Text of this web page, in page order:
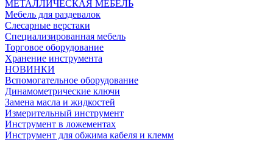
МЕТАЛЛИЧЕСКАЯ МЕБЕЛЬ
Мебель для раздевалок
Слесарные верстаки
Специализированная мебель
Торговое оборудование
Хранение инструмента
НОВИНКИ
Вспомогательное оборудование
Динамометрические ключи
Замена масла и жидкостей
Измерительный инструмент
Инструмент в ложементах
Инструмент для обжима кабеля и клемм